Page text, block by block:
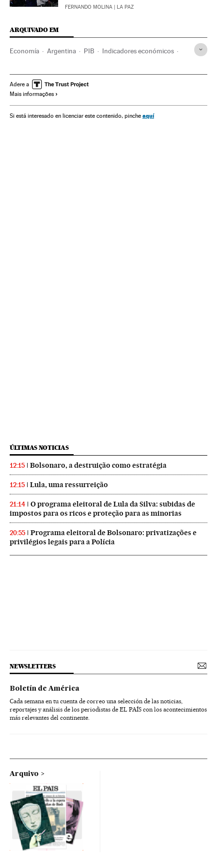
FERNANDO MOLINA | LA PAZ
ARQUIVADO EM
Economía Argentina PIB Indicadores económicos
Sudamérica Venezuela
Adere a
Mais informações
Si está interesado en licenciar este contenido, pinche aquí
ÚLTIMAS NOTICIAS
12:15 Bolsonaro, a destruição como estratégia
12:15 Lula, uma ressurreição
21:14
O programa eleitoral de Lula da Silva: subidas de
impostos para os ricos e proteção para as minorias
20:55
Programa eleitoral de Bolsonaro: privatizações e
privilégios legais para a Polícia
NEWSLETTERS
Boletín de América
Cada semana en tu cuenta de correo una selección de las noticias,
reportajes y análisis de los periodistas de EL PAÍS con los acontecimientos
más relevantes del continente.
Arquivo